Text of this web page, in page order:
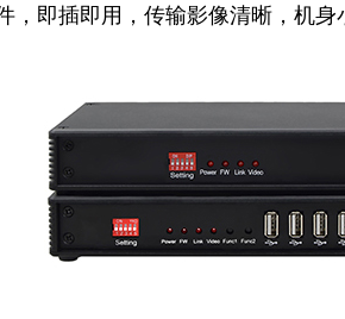
，即插即用，传输影像清晰，机